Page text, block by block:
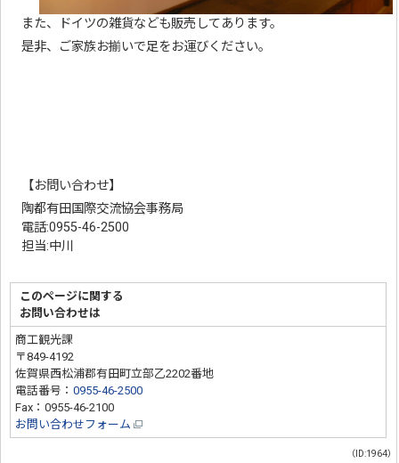
また、ドイツの雑貨なども販売してあります。
是非、ご家族お揃いで足をお運びください。
【お問い合わせ】
陶都有田国際交流協会事務局
電話:0955-46-2500
担当:中川
このページに関する
お問い合わせは
商工観光課
〒849-4192
佐賀県西松浦郡有田町立部乙2202番地
電話番号：0955-46-2500
Fax：0955-46-2100
お問い合わせフォーム
（ID:1964）